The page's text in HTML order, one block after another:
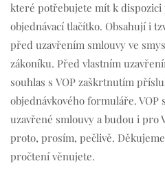
které potřebujete mít k
objednávací tlačítko. Obsahují i
před uzavřením smlouvy ve
zákoníku. Před vlastním
souhlas s VOP zaškrtnutím
objednávkového formuláře. VOP
uzavřené smlouvy a budou i pro
proto, prosím, pečlivě.
pročtení věnujete.